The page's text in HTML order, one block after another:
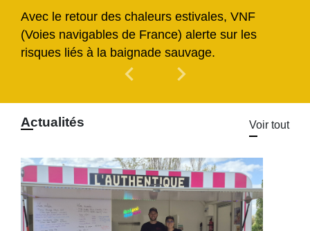
Avec le retour des chaleurs estivales, VNF
(Voies navigables de France) alerte sur les
risques liés à la baignade sauvage.
chevron_left Previous
chevron_right
Actualités Voir tout